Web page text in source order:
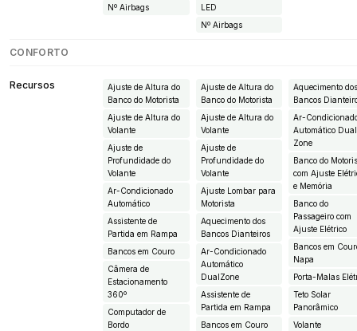
Nº Airbags
LED
Nº Airbags
CONFORTO
Recursos
Ajuste de Altura do
Banco do Motorista
Ajuste de Altura do
Volante
Ajuste de
Profundidade do
Volante
Ar-Condicionado
Automático
Assistente de
Partida em Rampa
Bancos em Couro
Câmera de
Estacionamento
360º
Computador de
Bordo
Ajuste de Altura do
Banco do Motorista
Ajuste de Altura do
Volante
Ajuste de
Profundidade do
Volante
Ajuste Lombar para
Motorista
Aquecimento dos
Bancos Dianteiros
Ar-Condicionado
Automático
DualZone
Assistente de
Partida em Rampa
Bancos em Couro
Aquecimento
Bancos
Ar-
Automático Dual
Zone
Banco do
com Ajuste
e Memória
Banco do
Passageiro com
Ajuste Elétrico
Bancos em
Napa
Porta-Malas
Teto Solar
Panorâmico
Volante